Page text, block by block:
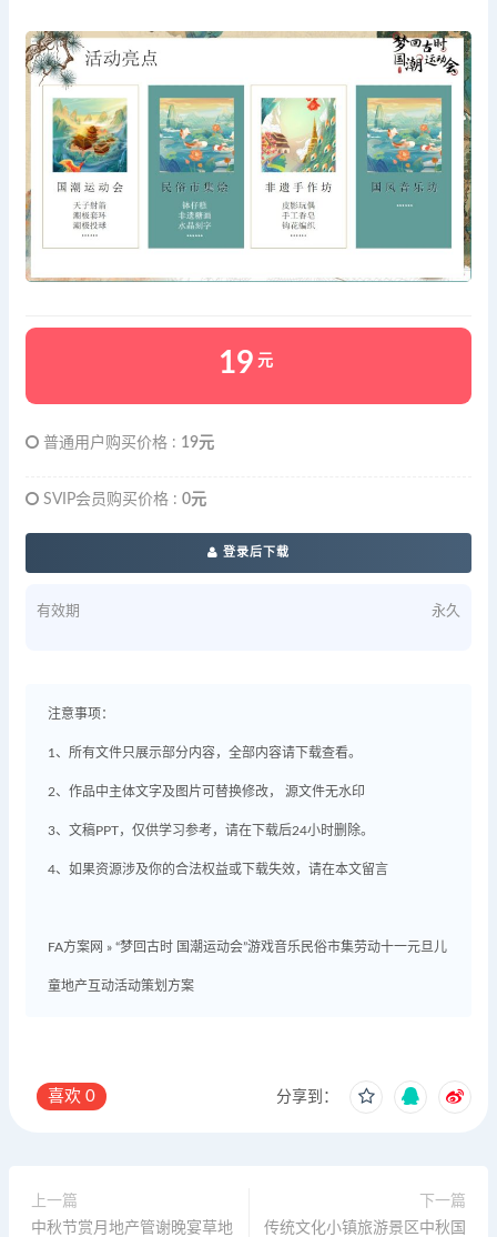
19 元
普通用户购买价格 : 19元
SVIP会员购买价格 : 0元
登录后下载
有效期 永久
注意事项：
1、所有文件只展示部分内容，全部内容请下载查看。
2、作品中主体文字及图片可替换修改， 源文件无水印
3、文稿PPT，仅供学习参考，请在下载后24小时删除。
4、如果资源涉及你的合法权益或下载失效，请在本文留言
FA方案网 » “梦回古时 国潮运动会”游戏音乐民俗市集劳动十一元旦儿
童地产互动活动策划方案
喜欢 0 分享到：
上一篇
中秋节赏月地产管谢晚宴草地
下一篇
传统文化小镇旅游景区中秋国